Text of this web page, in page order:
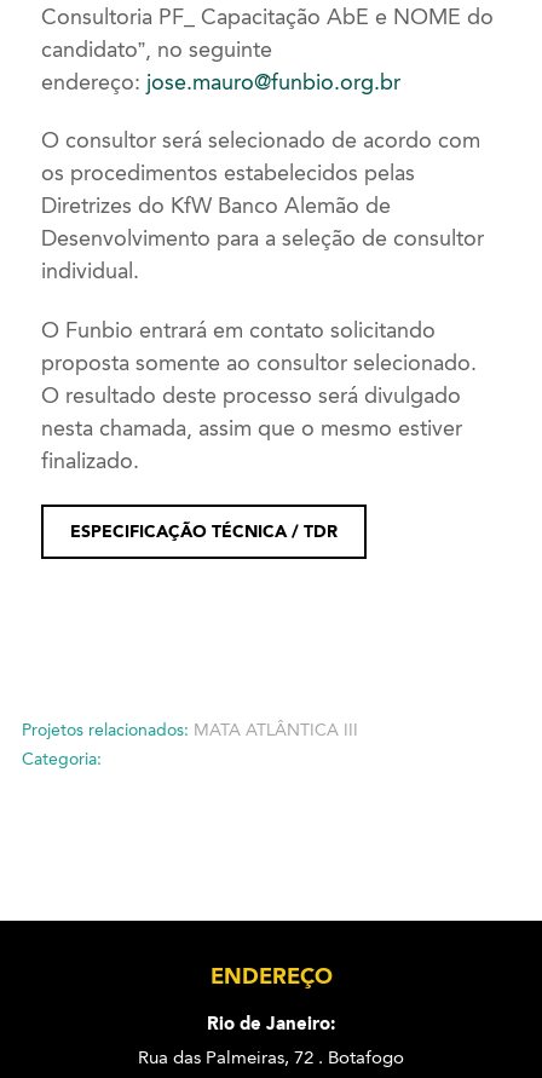
Consultoria PF_ Capacitação AbE e NOME do
candidato”, no seguinte
endereço: jose.mauro@funbio.org.br
O consultor será selecionado de acordo com
os procedimentos estabelecidos pelas
Diretrizes do KfW Banco Alemão de
Desenvolvimento para a seleção de consultor
individual.
O Funbio entrará em contato solicitando
proposta somente ao consultor selecionado.
O resultado deste processo será divulgado
nesta chamada, assim que o mesmo estiver
finalizado.
ESPECIFICAÇÃO TÉCNICA / TDR
Projetos relacionados: MATA ATLÂNTICA III
Categoria:
ENDEREÇO
Rio de Janeiro:
Rua das Palmeiras, 72 . Botafogo